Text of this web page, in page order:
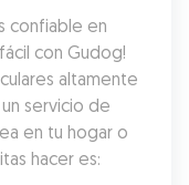
confiable en
con Gudog!
altamente
servicio de
en tu hogar o
hacer es: